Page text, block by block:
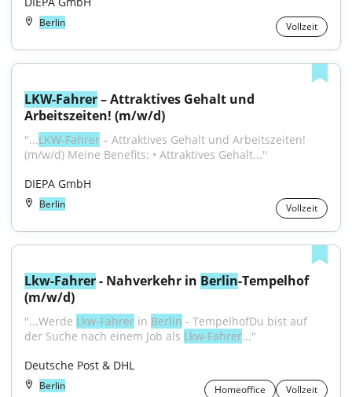
Berlin Vollzeit
LKW-Fahrer – Attraktives Gehalt und
Arbeitszeiten! (m/w/d)
"...LKW-Fahrer – Attraktives Gehalt und Arbeitszeiten!
(m/w/d) Meine Benefits: • Attraktives Gehalt..."
DIEPA GmbH
Berlin Vollzeit
Lkw-Fahrer - Nahverkehr in Berlin-Tempelhof
(m/w/d)
"...Werde Lkw-Fahrer in Berlin - TempelhofDu bist auf
der Suche nach einem Job als Lkw-Fahrer..."
Deutsche Post & DHL
Berlin Homeoffice
Vollzeit